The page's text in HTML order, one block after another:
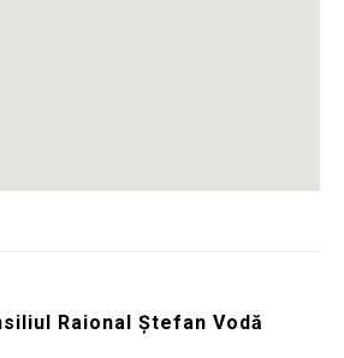
Raional Ștefan Vodă